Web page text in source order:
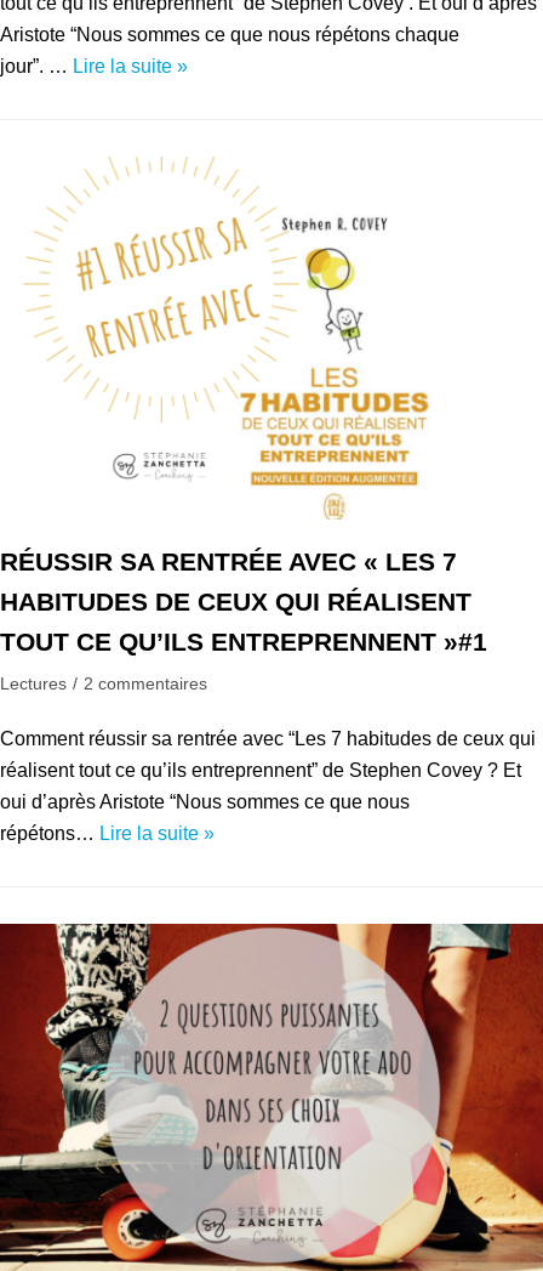
Aristote “Nous sommes ce que nous répétons chaque
jour”. … Lire la suite »
RÉUSSIR SA RENTRÉE AVEC « LES 7
HABITUDES DE CEUX QUI RÉALISENT
TOUT CE QU’ILS ENTREPRENNENT »#1
Lectures 2 commentaires
Comment réussir sa rentrée avec “Les 7 habitudes de ceux qui
réalisent tout ce qu’ils entreprennent” de Stephen Covey ? Et
oui d’après Aristote “Nous sommes ce que nous
répétons… Lire la suite »